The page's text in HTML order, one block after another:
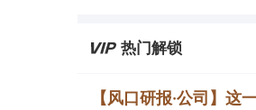
热门解锁